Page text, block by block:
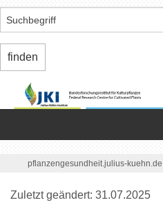
pflanzengesundheit.julius-kuehn.de
Zuletzt geändert: 31.07.2025